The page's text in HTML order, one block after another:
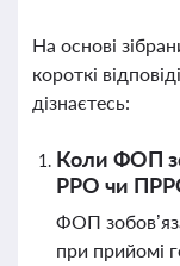
На основі
короткі
дізнаєтесь:
Коли ФОП
РРО чи
ФОП
при прийомі